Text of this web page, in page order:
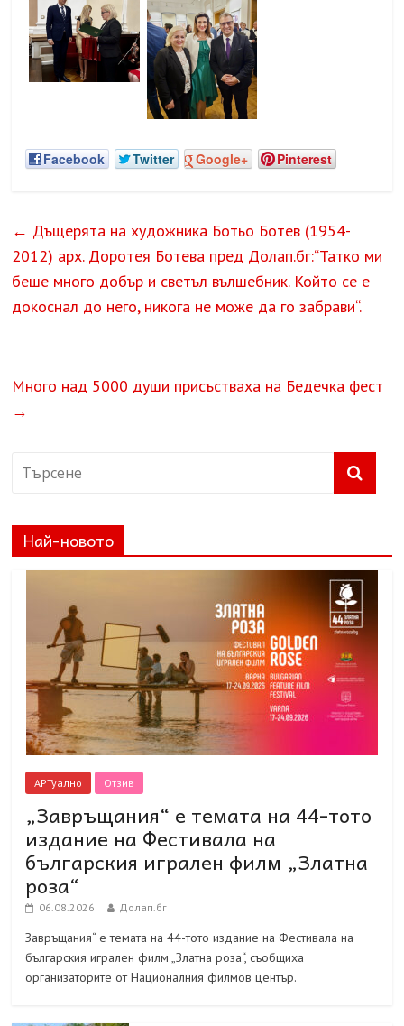
Facebook Twitter Google+ Pinterest
← Дъщерята на художника Ботьо Ботев (1954-
2012) арх. Доротея Ботева пред Долап.бг:“Татко ми
беше много добър и светъл вълшебник. Който се е
докоснал до него, никога не може да го забрави“.
Много над 5000 души присъстваха на Бедечка фест
→
Най-новото
АРТуално Отзив
„Завръщания“ е темата на 44-тото
издание на Фестивала на
българския игрален филм „Златна
роза“
06.08.2026 Долап.бг
Завръщания“ е темата на 44-тото издание на Фестивала на
българския игрален филм „Златна роза“, съобщиха
организаторите от Националния филмов център.